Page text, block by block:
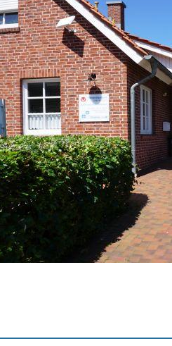
Heimtiere
Röntgen Ultraschall
Geflügel,